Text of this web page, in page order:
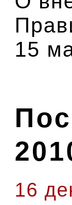
15
16